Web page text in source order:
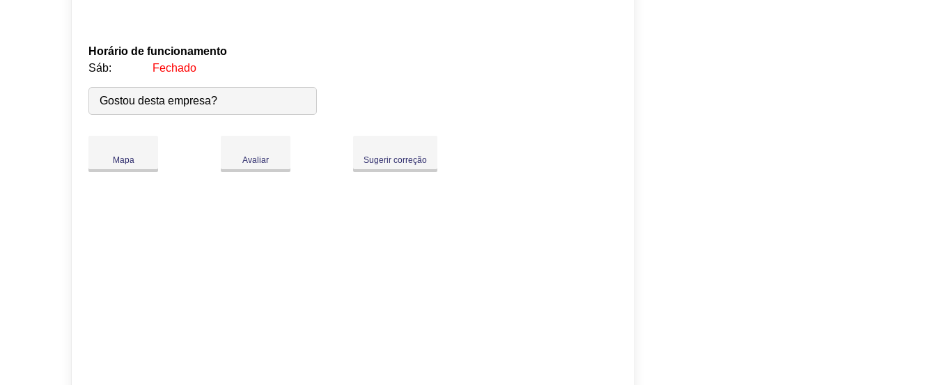
Horário de funcionamento
Sáb:
Fechado
Seg: 09:00
Ter:
09:00-18:00
Sex:
Abre às 09:00
Gostou desta empresa?
Mapa Avaliar Sugerir correção